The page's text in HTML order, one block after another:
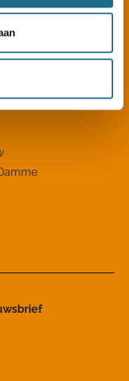
ons